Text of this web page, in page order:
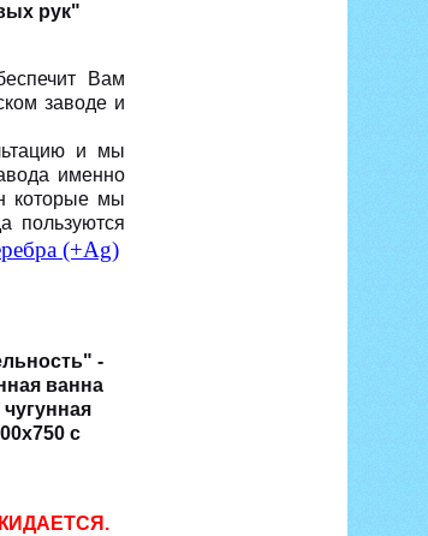
рук"
Вам
заводе и
и мы
именно
которые мы
пользуются
(+Ag)
-
ванна
с